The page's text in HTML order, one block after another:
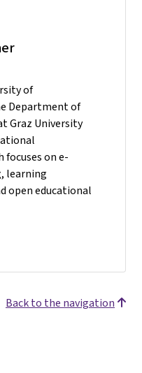
of
Department of
Graz University
on e-
learning
open educational
Back to the navigation